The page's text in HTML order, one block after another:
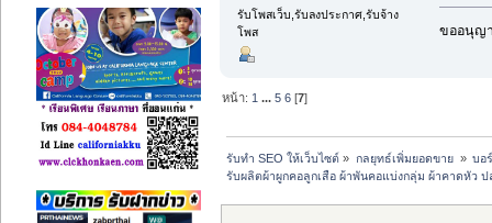
รับโพสเว็บ,รับลงประกาศ,รับจ้าง
โพส
ขออนุญา
หน้า: 1 ...5 6 [7]
รับทำ SEO ให้เว็บไซต์ » กลยุทธ์เพิ่มยอดขาย » บอ
รับผลิตผ้าผูกคอลูกเสือ ผ้าพันคอแบ่งกลุ่ม ผ้าคาดหัว